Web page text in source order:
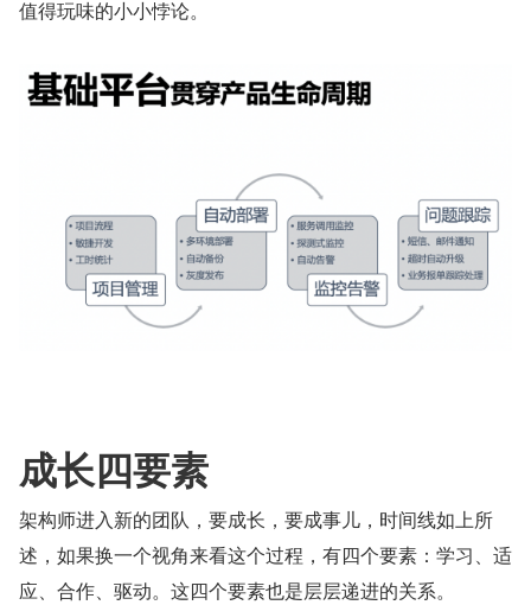
值得玩味的小小悖论。
成长四要素
架构师进入新的团队，要成长，要成事儿，时间线如上所
述，如果换一个视角来看这个过程，有四个要素：学习、适
应、合作、驱动。这四个要素也是层层递进的关系。